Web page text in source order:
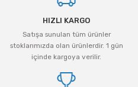
Ürün resmi kalitesiz, bozuk veya
Ürün açıklamasında eksik bilgiler
Ürün bilgilerinde hatalar bulunuyor.
Ürün fiyatı diğer sitelerden daha
Bu ürüne benzer farklı alternatifler
HIZLI KARGO
Satışa sunulan tüm ürünler
stoklarımızda olan ürünlerdir. 1 gün
içinde kargoya verilir.